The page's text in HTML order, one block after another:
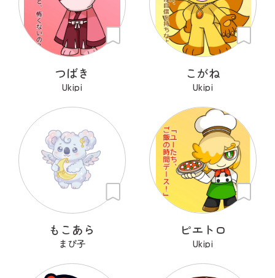
つばき
Ukipi
こがね
Ukipi
もこあら
まぴ子
ピエトロ
Ukipi